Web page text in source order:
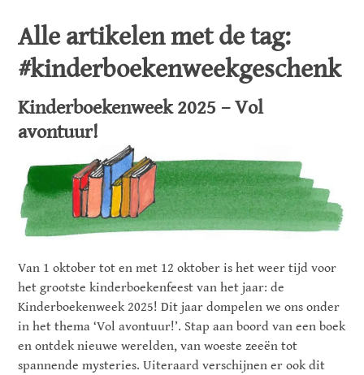
Alle artikelen met de tag:
#kinderboekenweekgeschenk
Kinderboekenweek 2025 – Vol
avontuur!
Van 1 oktober tot en met 12 oktober is het weer tijd voor
het grootste kinderboekenfeest van het jaar: de
Kinderboekenweek 2025! Dit jaar dompelen we ons onder
in het thema ‘Vol avontuur!’. Stap aan boord van een boek
en ontdek nieuwe werelden, van woeste zeeën tot
spannende mysteries. Uiteraard verschijnen er ook dit